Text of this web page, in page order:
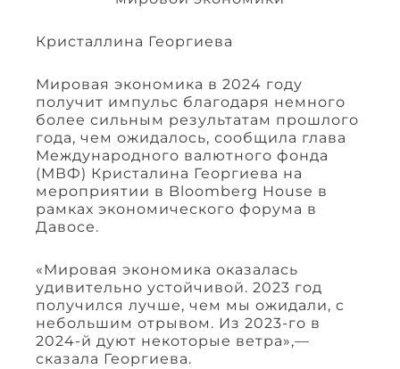
Кристаллина Георгиева
Мировая экономика в 2024 году
получит импульс благодаря немного
более сильным результатам прошлого
года, чем ожидалось, сообщила глава
Международного валютного фонда
(МВФ) Кристалина Георгиева на
мероприятии в Bloomberg House в
рамках экономического форума в
Давосе.
«Мировая экономика оказалась
удивительно устойчивой. 2023 год
получился лучше, чем мы ожидали, с
небольшим отрывом. Из 2023-го в
2024-й дуют некоторые ветра»,—
сказала Георгиева.